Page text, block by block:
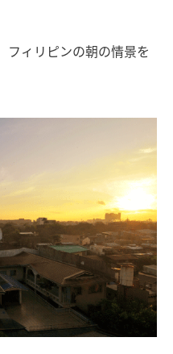
フィリピンの朝の情景を